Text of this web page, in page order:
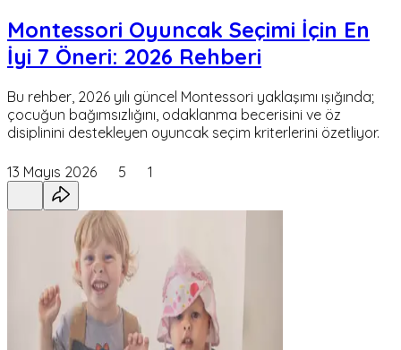
Montessori Oyuncak Seçimi İçin En
İyi 7 Öneri: 2026 Rehberi
Bu rehber, 2026 yılı güncel Montessori yaklaşımı ışığında;
çocuğun bağımsızlığını, odaklanma becerisini ve öz
disiplinini destekleyen oyuncak seçim kriterlerini özetliyor.
13 Mayıs 2026 5 1